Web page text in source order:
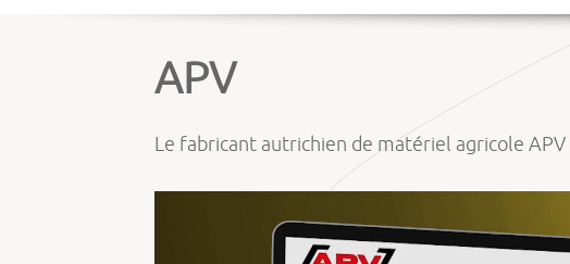
APV
Le fabricant autrichien de matériel agricole